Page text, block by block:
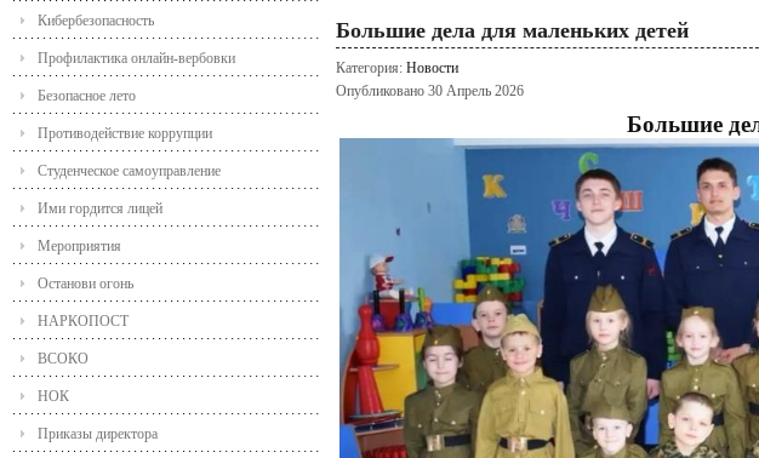
Кибербезопасность
Профилактика онлайн-вербовки
Безопасное лето
Противодействие коррупции
Студенческое самоуправление
Ими гордится лицей
Мероприятия
Останови огонь
НАРКОПОСТ
ВСОКО
НОК
Приказы директора
Большие дела для маленьких детей
Категория: Новости
Опубликовано 30 Апрель 2026
Большие